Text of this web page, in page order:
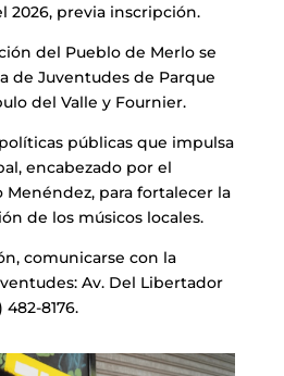
2026, previa inscripción.
del Pueblo de Merlo se
de Juventudes de Parque
del Valle y Fournier.
públicas que impulsa
encabezado por el
para fortalecer la
de los músicos locales.
comunicarse con la
Av. Del Libertador
482-8176.